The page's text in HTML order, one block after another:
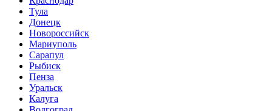
Тула
Донецк
Новороссийск
Мариуполь
Сарапул
Рыбиск
Пенза
Уральск
Калуга